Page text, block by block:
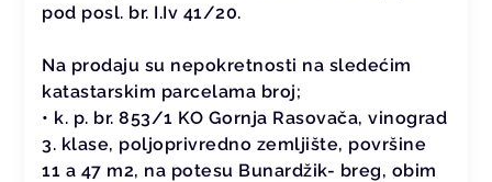
pod posl. br. I.Iv 41/20.
Na prodaju su nepokretnosti na sledećim
katastarskim parcelama broj;
• k. p. br. 853/1 KO Gornja Rasovača, vinograd
3. klase, poljoprivredno zemljište, površine
11 a 47 m2, na potesu Bunardžik- breg, obim